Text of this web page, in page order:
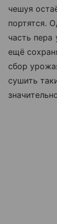
чешуя
портятся.
часть пера
ещё
сбор
сушить